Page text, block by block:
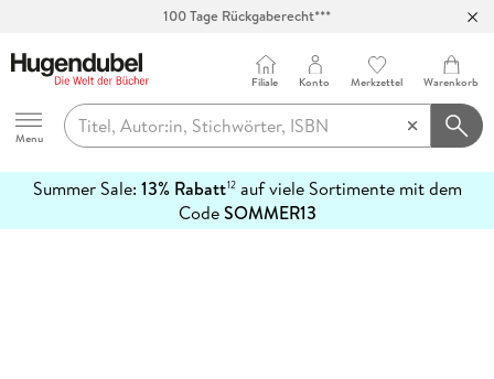
100 Tage Rückgaberecht***
Hugendubel
Menu
Filiale Konto Merkzettel Warenkorb
Summer Sale: 13% Rabatt12auf viele Sortimente mit dem
CodeSOMMER13
erfahren